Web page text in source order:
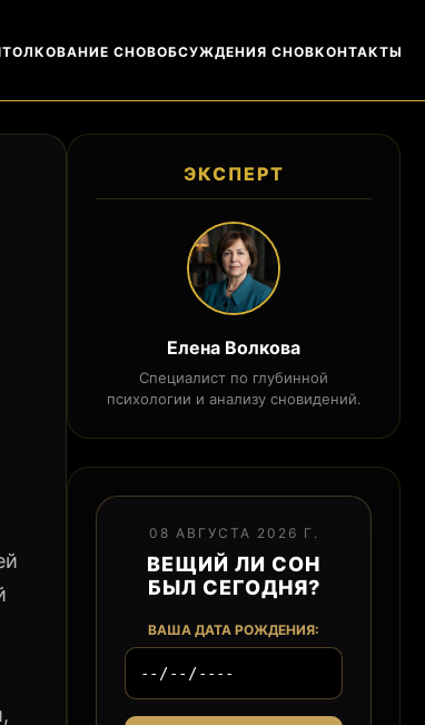
ТОЛКОВАНИЕ СНОВОБСУЖДЕНИЯ СНОВКОНТАКТЫ
ЭКСПЕРТ
Елена Волкова
Специалист по глубинной
психологии и анализу сновидений.
08 АВГУСТА 2026 Г.
ВЕЩИЙ ЛИ СОН
БЫЛ СЕГОДНЯ?
ВАША ДАТА РОЖДЕНИЯ: